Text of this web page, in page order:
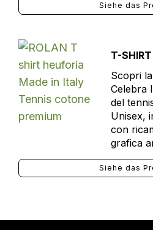
Siehe das
T-
Scopri
Celebra
del
Unisex,
con
grafica
Siehe das